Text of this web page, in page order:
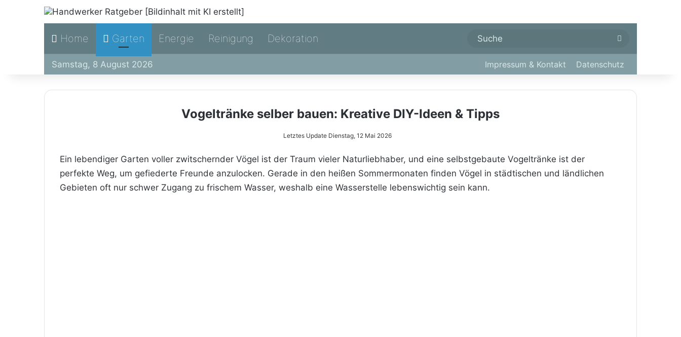
Home Garten Energie Reinigung Dekoration
Samstag, 8 August 2026 Impressum & Kontakt Datenschutz
Vogeltränke selber bauen: Kreative DIY-Ideen & Tipps
Letztes Update Dienstag, 12 Mai 2026
Ein lebendiger Garten voller zwitschernder Vögel ist der Traum vieler Naturliebhaber, und eine selbstgebaute Vogeltränke ist der
perfekte Weg, um gefiederte Freunde anzulocken. Gerade in den heißen Sommermonaten finden Vögel in städtischen und ländlichen
Gebieten oft nur schwer Zugang zu frischem Wasser, weshalb eine Wasserstelle lebenswichtig sein kann.